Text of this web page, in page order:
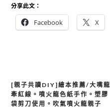
分享此文：
Facebook X
文
章
[親子共讀DIY]繪本推薦/大嘴龍
牽紅線。噴火龍色紙手作。塑膠
袋剪刀使用。吹氣噴火龍親子